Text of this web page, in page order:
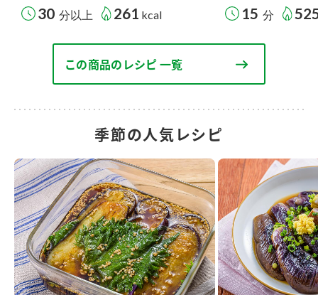
30 分以上 261 kcal 15 分
この商品のレシピ 一覧
季節の人気レシピ